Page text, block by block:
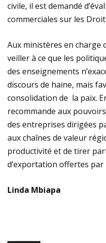
civile, il est demandé
commerciales sur les
Aux ministères en charge
veiller à ce que les
des enseignements
discours de haine, mais
consolidation de la paix.
recommande aux
des entreprises dirigées
aux chaînes de valeur
productivité et de tirer
d’exportation offertes par
Linda Mbiapa